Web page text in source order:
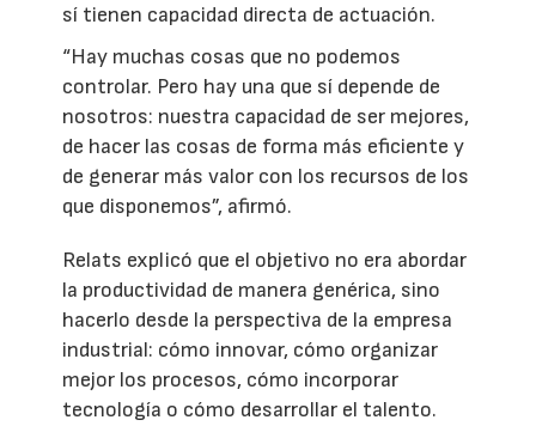
sí tienen capacidad directa de actuación.
“Hay muchas cosas que no podemos
controlar. Pero hay una que sí depende de
nosotros: nuestra capacidad de ser mejores,
de hacer las cosas de forma más eficiente y
de generar más valor con los recursos de los
que disponemos”, afirmó.
Relats explicó que el objetivo no era abordar
la productividad de manera genérica, sino
hacerlo desde la perspectiva de la empresa
industrial: cómo innovar, cómo organizar
mejor los procesos, cómo incorporar
tecnología o cómo desarrollar el talento.